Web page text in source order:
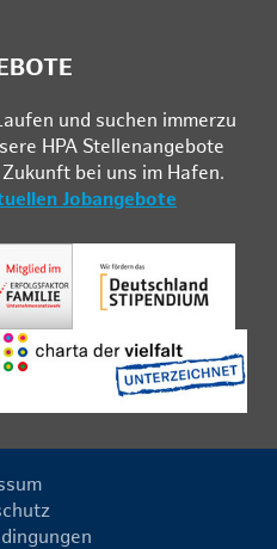
und su­chen im­mer­zu
HPA Stel­len­an­ge­bo­te
bei uns im Ha­fen.
Jobangebote